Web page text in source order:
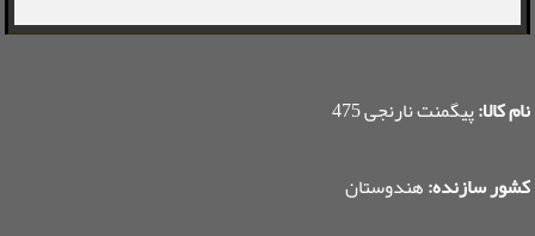
نام کالا:پیگمنت نارنجی 475
کشور سازنده:هندوستان